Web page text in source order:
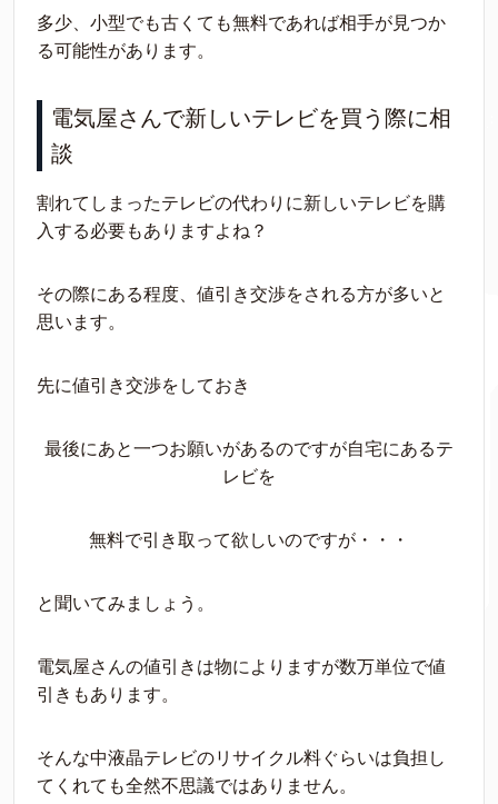
多少、小型でも古くても無料であれば相手が見つか
る可能性があります。
電気屋さんで新しいテレビを買う際に相
談
割れてしまったテレビの代わりに新しいテレビを購
入する必要もありますよね？
その際にある程度、値引き交渉をされる方が多いと
思います。
先に値引き交渉をしておき
最後にあと一つお願いがあるのですが自宅にあるテ
レビを
無料で引き取って欲しいのですが・・・
と聞いてみましょう。
電気屋さんの値引きは物によりますが数万単位で値
引きもあります。
そんな中液晶テレビのリサイクル料ぐらいは負担し
てくれても全然不思議ではありません。